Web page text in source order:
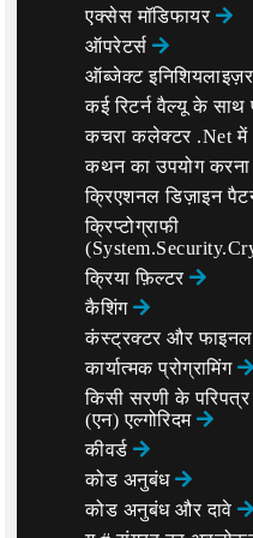
एक्सेस मॉडिफायर
ऑपरेटर्स
ऑब्जेक्ट इनिशियलाइज़र
कई रिटर्न वैल्यू के
कचरा कलेक्टर .Net में
कथन का उपयोग करना
क्रिएशनल डिज़ाइन
क्रिप्टोग्राफी
क्रिया फ़िल्टर
कैशिंग
कंस्ट्रक्टर और फाइनल
कार्यात्मक प्रोग्रामिंग
किसी सरणी के
(एन) एल्गोरिदम
कीवर्ड
कोड अनुबंध
कोड अनुबंध और दावे